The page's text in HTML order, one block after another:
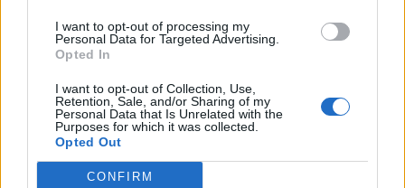
I want to opt-out of processing my
Personal Data for Targeted Advertising.
Opted In
I want to opt-out of Collection, Use,
Retention, Sale, and/or Sharing of my
Personal Data that Is Unrelated with the
Purposes for which it was collected.
Opted Out
CONFIRM